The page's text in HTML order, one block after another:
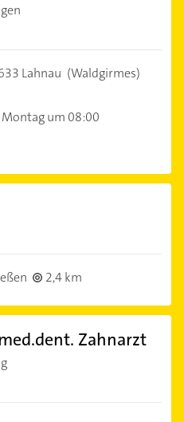
Lahnau (Waldgirmes)
um 08:00
2,4 km
Zahnarzt